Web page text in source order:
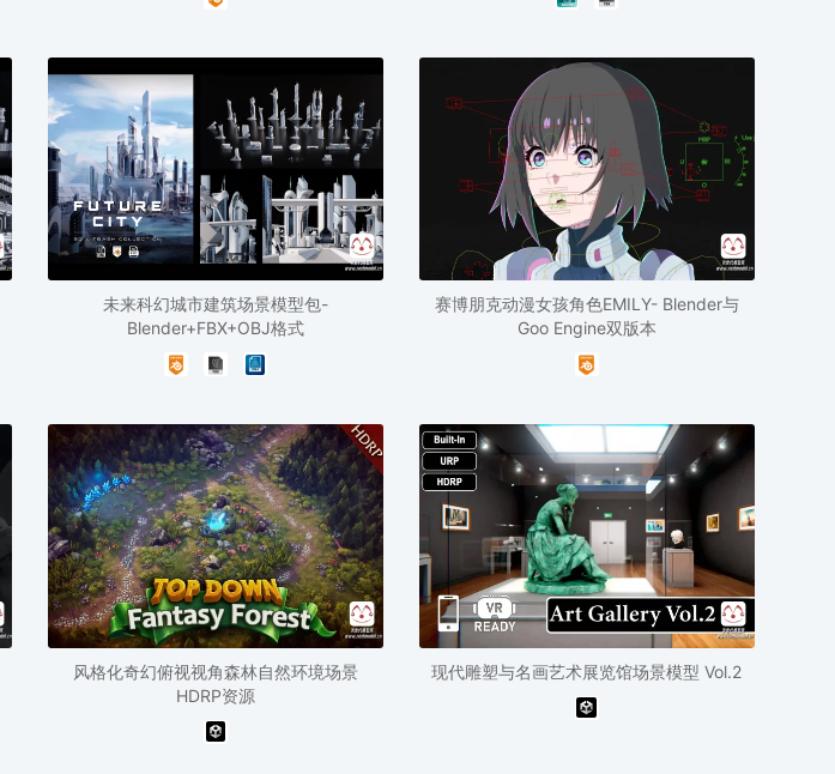
未来科幻城市建筑场景模型包-
Blender+FBX+OBJ格式
赛博朋克动漫女孩角色EMILY- Blender与
Goo Engine双版本
风格化奇幻俯视视角森林自然环境场景
HDRP资源
现代雕塑与名画艺术展览馆场景模型 Vol.2